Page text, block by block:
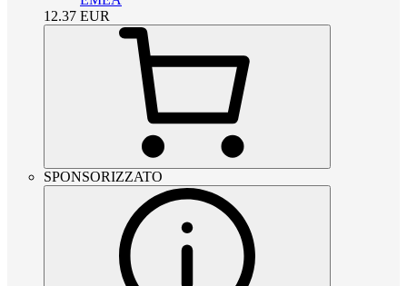
12.37 EUR
SPONSORIZZATO